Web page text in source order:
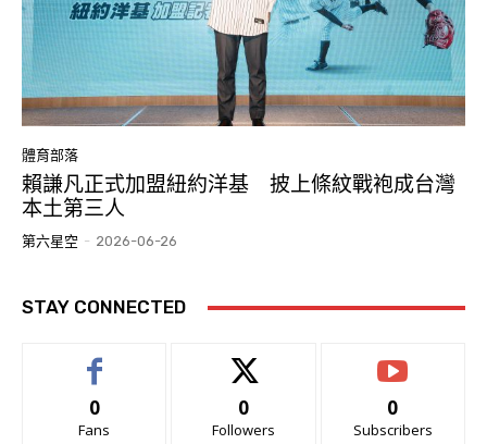
體育部落
賴謙凡正式加盟紐約洋基 披上條紋戰袍成台灣
本土第三人
第六星空 - 2026-06-26
STAY CONNECTED
0
Fans
0
Followers
0
Subscribers